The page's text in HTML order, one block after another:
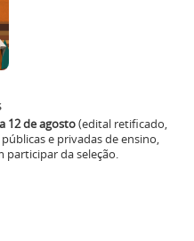
12 de agosto(edital retificado,
e privadas de ensino,
participar da seleção.